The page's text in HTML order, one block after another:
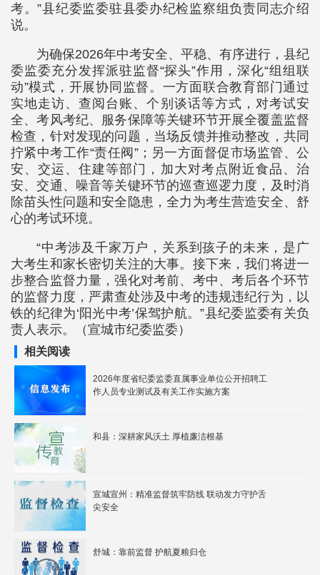
考。”县纪委监委驻县委办纪检监察组负责同志介绍
说。
为确保2026年中考安全、平稳、有序进行，县纪
委监委充分发挥派驻监督“探头”作用，深化“组组联
动”模式，开展协同监督。一方面联合教育部门通过
实地走访、查阅台账、个别谈话等方式，对考试安
全、考风考纪、服务保障等关键环节开展全覆盖监督
检查，针对发现的问题，当场反馈并推动整改，共同
拧紧中考工作“责任阀”；另一方面督促市场监管、公
安、交运、住建等部门，加大对考点附近食品、治
安、交通、噪音等关键环节的巡查巡逻力度，及时消
除苗头性问题和安全隐患，全力为考生营造安全、舒
心的考试环境。
“中考涉及千家万户，关系到孩子的未来，是广
大考生和家长密切关注的大事。接下来，我们将进一
步整合监督力量，强化对考前、考中、考后各个环节
的监督力度，严肃查处涉及中考的违规违纪行为，以
铁的纪律为‘阳光中考’保驾护航。”县纪委监委有关负
责人表示。（宣城市纪委监委）
相关阅读
2026年度省纪委监委直属事业单位公开招聘工
作人员专业测试及有关工作实施方案
和县：深耕家风沃土 厚植廉洁根基
宣城宣州：精准监督筑牢防线 联动发力守护舌
尖安全
舒城：靠前监督 护航夏粮归仓